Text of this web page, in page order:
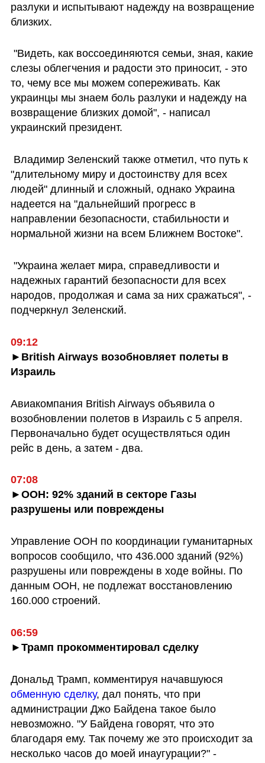
разлуки и испытывают надежду на возвращение
близких.
слезы облегчения и радости это приносит, - это
то, чему все мы можем сопереживать. Как
украинцы мы знаем боль разлуки и надежду на
возвращение близких домой", - написал
украинский президент.
"длительному миру и достоинству для всех
людей" длинный и сложный, однако Украина
надеется на "дальнейший прогресс в
направлении безопасности, стабильности и
нормальной жизни на всем Ближнем Востоке".
надежных гарантий безопасности для всех
народов, продолжая и сама за них сражаться", -
подчеркнул Зеленский.
09:12
►British Airways возобновляет полеты в
Израиль
Авиакомпания British Airways объявила о
возобновлении полетов в Израиль с 5 апреля.
Первоначально будет осуществляться один
рейс в день, а затем - два.
07:08
►ООН: 92% зданий в секторе Газы
разрушены или повреждены
Управление ООН по координации гуманитарных
вопросов сообщило, что 436.000 зданий (92%)
разрушены или повреждены в ходе войны. По
данным ООН, не подлежат восстановлению
160.000 строений.
06:59
►Трамп прокомментировал сделку
обменную сделку, дал понять, что при
администрации Джо Байдена такое было
невозможно. "У Байдена говорят, что это
благодаря ему. Так почему же это происходит за
несколько часов до моей инаугурации?" -